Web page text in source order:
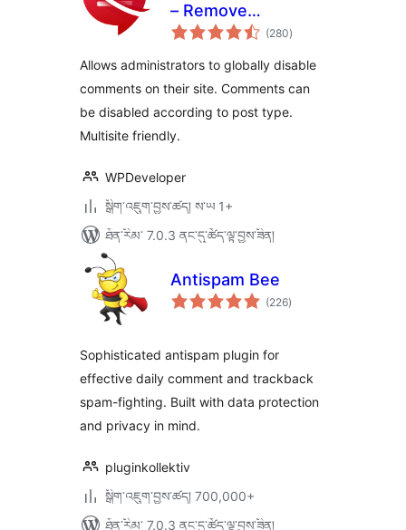
– Remove
Comments & Stop
Support]
(280གདེང་
འཇོག་
ཚང་།
)
Allows administrators to globally disable
comments on their site. Comments can
be disabled according to post type.
Multisite friendly.
WPDeveloper
སྒྲིག་འཇུག་བྱས་ཚད། ས་ཡ 1+
ཐོན་རིམ་ 7.0.3 ནང་དུ་ཚོད་ལྟ་བྱས་ཟིན།
Antispam Bee
(226གདེང་
འཇོག་
)
Sophisticated antispam plugin for
effective daily comment and trackback
spam-fighting. Built with data protection
and privacy in mind.
pluginkollektiv
སྒྲིག་འཇུག་བྱས་ཚད། 700,000+
ཐོན་རིམ་ 7.0.3 ནང་དུ་ཚོད་ལྟ་བྱས་ཟིན།